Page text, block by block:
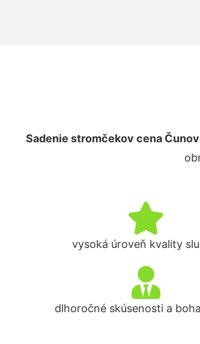
Sadenie stromčekov cena
vysoká úroveň kvality
dlhoročné skúsenosti a